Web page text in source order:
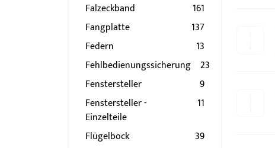
Falzeckband
161
Fangplatte
137
Federn
13
Fehlbedienungssicherung 23
Fenstersteller
9
Fenstersteller -
Einzelteile
11
Flügelbock
39